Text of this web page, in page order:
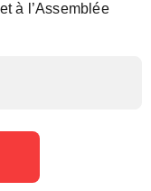
à l’Assemblée